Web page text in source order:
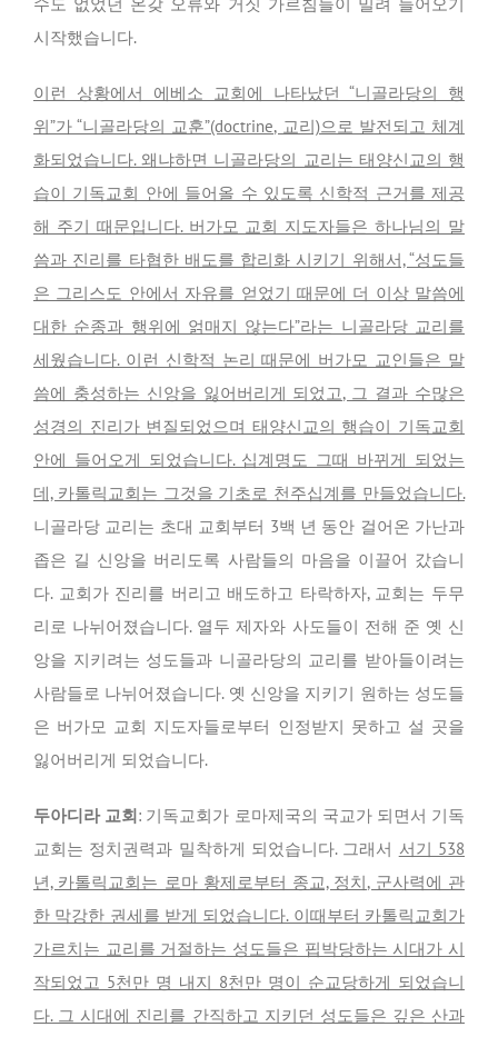
시작했습니다.
이런 상황에서 에베소 교회에 나타났던 “니골라당의 행
위”가 “니골라당의 교훈”(doctrine, 교리)으로 발전되고 체계
화되었습니다. 왜냐하면 니골라당의 교리는 태양신교의 행
습이 기독교회 안에 들어올 수 있도록 신학적 근거를 제공
해 주기 때문입니다. 버가모 교회 지도자들은 하나님의 말
씀과 진리를 타협한 배도를 합리화 시키기 위해서, “성도들
은 그리스도 안에서 자유를 얻었기 때문에 더 이상 말씀에
대한 순종과 행위에 얽매지 않는다”라는 니골라당 교리를
세웠습니다. 이런 신학적 논리 때문에 버가모 교인들은 말
씀에 충성하는 신앙을 잃어버리게 되었고, 그 결과 수많은
성경의 진리가 변질되었으며 태양신교의 행습이 기독교회
안에 들어오게 되었습니다. 십계명도 그때 바뀌게 되었는
데, 카톨릭교회는 그것을 기초로 천주십계를 만들었습니다.
니골라당 교리는 초대 교회부터 3백 년 동안 걸어온 가난과
좁은 길 신앙을 버리도록 사람들의 마음을 이끌어 갔습니
다. 교회가 진리를 버리고 배도하고 타락하자, 교회는 두무
리로 나뉘어졌습니다. 열두 제자와 사도들이 전해 준 옛 신
앙을 지키려는 성도들과 니골라당의 교리를 받아들이려는
사람들로 나뉘어졌습니다. 옛 신앙을 지키기 원하는 성도들
은 버가모 교회 지도자들로부터 인정받지 못하고 설 곳을
잃어버리게 되었습니다.
두아디라 교회 : 기독교회가 로마제국의 국교가 되면서 기독
교회는 정치권력과 밀착하게 되었습니다. 그래서 서기 538
년, 카톨릭교회는 로마 황제로부터 종교, 정치, 군사력에 관
한 막강한 권세를 받게 되었습니다. 이때부터 카톨릭교회가
가르치는 교리를 거절하는 성도들은 핍박당하는 시대가 시
작되었고 5천만 명 내지 8천만 명이 순교당하게 되었습니
다. 그 시대에 진리를 간직하고 지키던 성도들은 깊은 산과